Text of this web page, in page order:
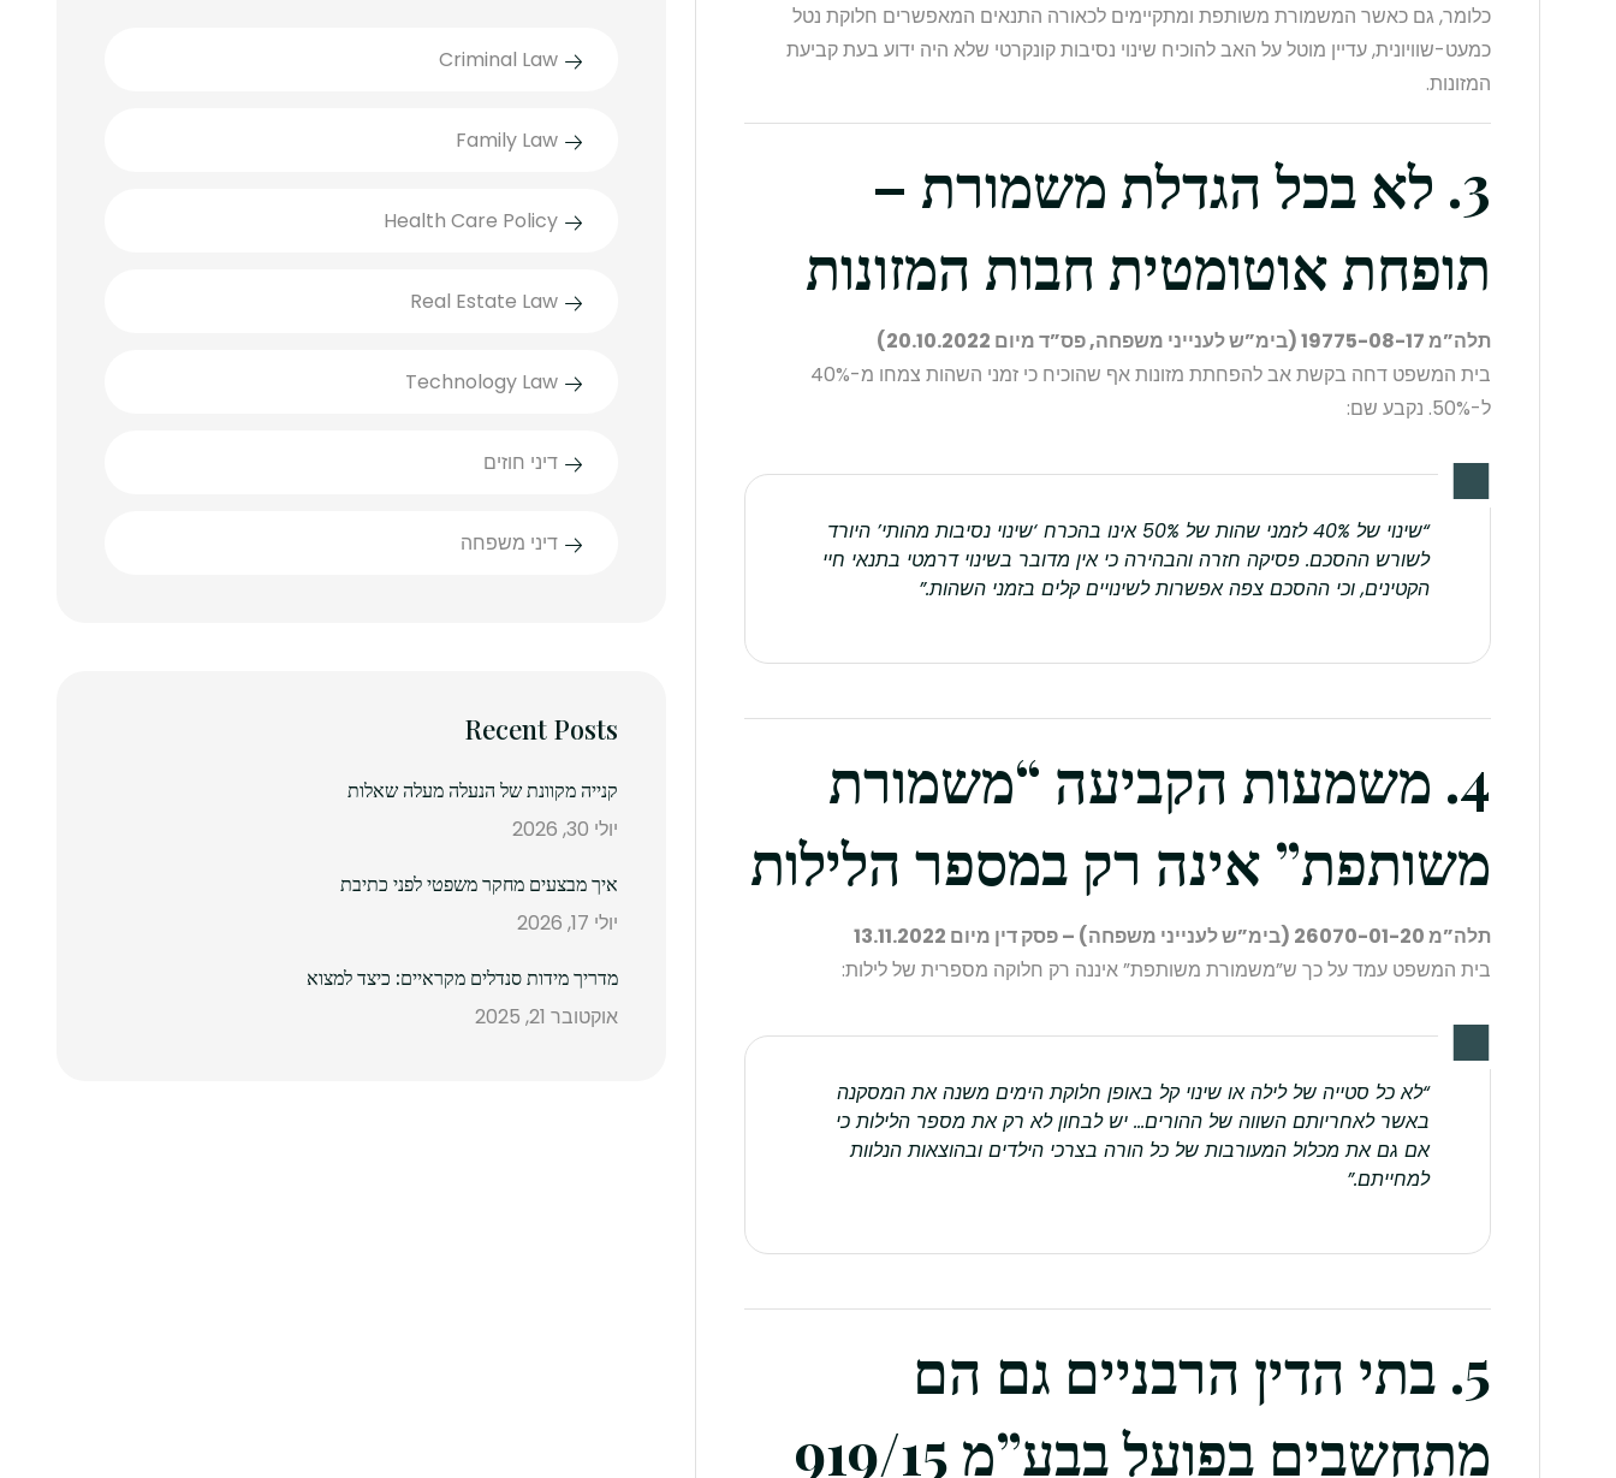
כלומר, גם כאשר המשמורת משותפת ומתקיימים לכאורה התנאים המאפשרים חלוקת נטל
כמעט-שוויונית, עדיין מוטל על האב להוכיח שינוי נסיבות קונקרטי שלא היה ידוע בעת קביעת
המזונות.
3. לא בכל הגדלת משמורת –
תופחת אוטומטית חבות המזונות
תלה”מ 19775-08-17 (בימ”ש לענייני משפחה, פס”ד מיום 20.10.2022)
בית המשפט דחה בקשת אב להפחתת מזונות אף שהוכיח כי זמני השהות צמחו מ-40%
ל-50%. נקבע שם:
“שינוי של 40% לזמני שהות של 50% אינו בהכרח ‘שינוי נסיבות מהותי’ היורד
לשורש ההסכם. פסיקה חזרה והבהירה כי אין מדובר בשינוי דרמטי בתנאי חיי
הקטינים, וכי ההסכם צפה אפשרות לשינויים קלים בזמני השהות.”
4. משמעות הקביעה “משמורת
משותפת” אינה רק במספר הלילות
תלה”מ 26070-01-20 (בימ”ש לענייני משפחה) – פסק דין מיום 13.11.2022
בית המשפט עמד על כך ש”משמורת משותפת” איננה רק חלוקה מספרית של לילות:
“לא כל סטייה של לילה או שינוי קל באופן חלוקת הימים משנה את המסקנה
באשר לאחריותם השווה של ההורים… יש לבחון לא רק את מספר הלילות כי
אם גם את מכלול המעורבות של כל הורה בצרכי הילדים ובהוצאות הנלוות
למחייתם.”
5. בתי הדין הרבניים גם הם
מתחשבים בפועל בבע”מ 919/15
Criminal Law
Family Law
Health Care Policy
Real Estate Law
Technology Law
דיני חוזים
דיני משפחה
Recent Posts
קנייה מקוונת של הנעלה מעלה שאלות
יולי 30, 2026
איך מבצעים מחקר משפטי לפני כתיבת
יולי 17, 2026
מדריך מידות סנדלים מקראיים: כיצד למצוא
אוקטובר 21, 2025